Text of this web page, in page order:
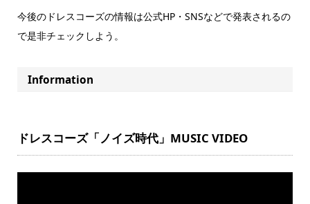
今後のドレスコーズの情報は公式HP・SNSなどで発表されるの
で是非チェックしよう。
Information
ドレスコーズ「ノイズ時代」MUSIC VIDEO